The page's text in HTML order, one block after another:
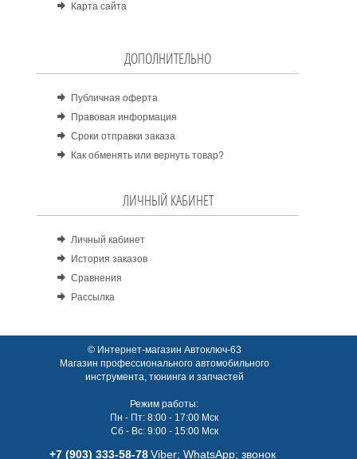
Карта сайта
ДОПОЛНИТЕЛЬНО
Публичная оферта
Правовая информация
Сроки отправки заказа
Как обменять или вернуть товар?
ЛИЧНЫЙ КАБИНЕТ
Личный кабинет
История заказов
Сравнения
Рассылка
© Интернет-магазин Автоключ-63
Магазин профессионального автомобильного
инструмента, тюнинга и запчастей
Режим работы:
Пн - Пт: 8:00 - 17:00 Мск
Сб - Вс: 9:00 - 15:00 Мск
+7 (903) 333-58-78 Viber; WhatsАpp; звонок